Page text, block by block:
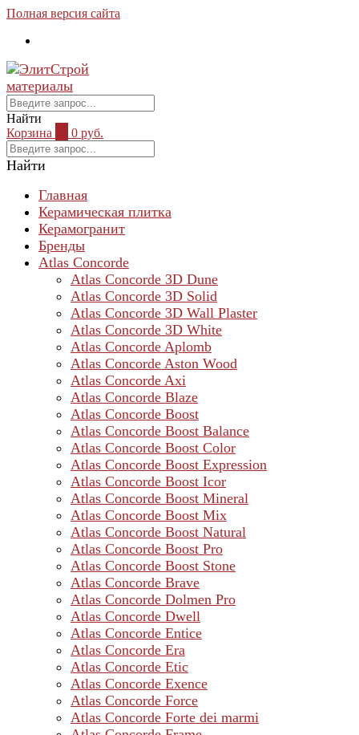
Полная версия сайта
Найти
Корзина
0 руб.
Найти
Главная
Керамическая плитка
Керамогранит
Бренды
Atlas Concorde
Atlas Concorde 3D Dune
Atlas Concorde 3D Solid
Atlas Concorde 3D Wall Plaster
Atlas Concorde 3D White
Atlas Concorde Aplomb
Atlas Concorde Aston Wood
Atlas Concorde Axi
Atlas Concorde Blaze
Atlas Concorde Boost
Atlas Concorde Boost Balance
Atlas Concorde Boost Color
Atlas Concorde Boost Expression
Atlas Concorde Boost Icor
Atlas Concorde Boost Mineral
Atlas Concorde Boost Mix
Atlas Concorde Boost Natural
Atlas Concorde Boost Pro
Atlas Concorde Boost Stone
Atlas Concorde Brave
Atlas Concorde Dolmen Pro
Atlas Concorde Dwell
Atlas Concorde Entice
Atlas Concorde Era
Atlas Concorde Etic
Atlas Concorde Exence
Atlas Concorde Force
Atlas Concorde Forte dei marmi